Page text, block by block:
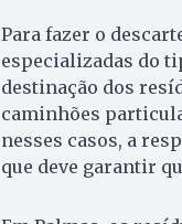
Para fazer o
especializadas do
destinação dos
caminhões
nesses casos, a
que deve garantir